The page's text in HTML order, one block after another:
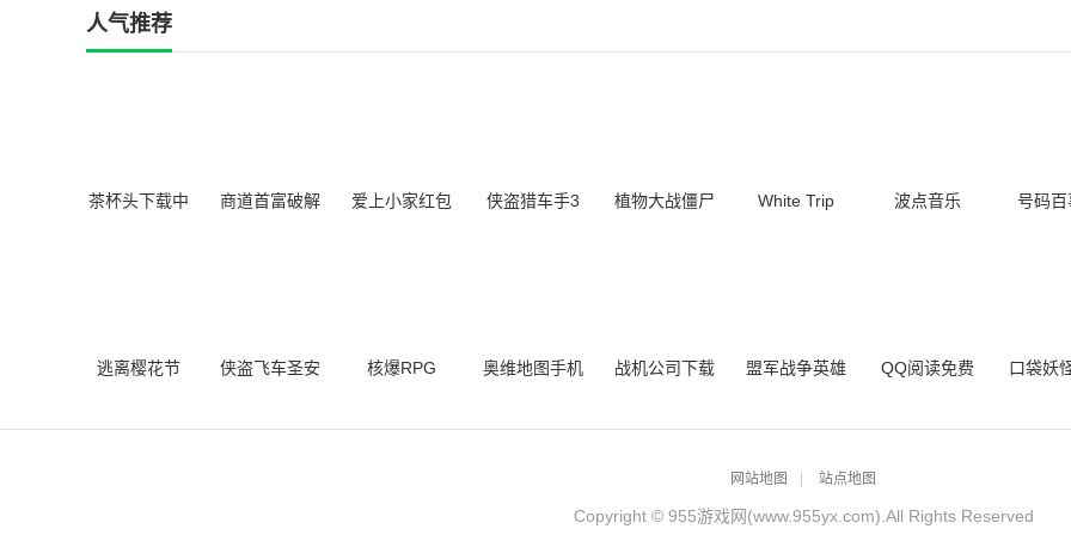
人气推荐
茶杯头下载中
商道首富破解
爱上小家红包
侠盗猎车手3
植物大战僵尸
White Trip 波点音乐
号码百
逃离樱花节
侠盗飞车圣安
核爆RPG
奥维地图手机
战机公司下载
盟军战争英雄
QQ阅读免费
口袋妖
网站地图 站点地图
Copyright © 955游戏网(www.955yx.com).All Rights Reserved